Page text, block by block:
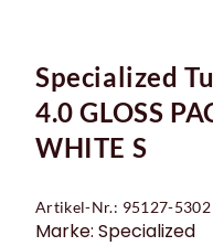
Specialized
4.0 GLOSS
WHITE S
Artikel-Nr.: 95127-5302
Marke: Specialized